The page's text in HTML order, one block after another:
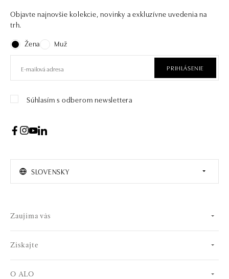
Objavte najnovšie kolekcie, novinky a exkluzívne uvedenia na
trh.
Žena
Muž
PRIHLÁSENIE
Súhlasím s odberom newslettera
SLOVENSKY
Zaujíma vás
Získajte
O ALO